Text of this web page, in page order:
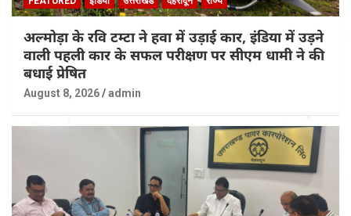
अल्मोड़ा के रवि टम्टा ने हवा में उड़ाई कार, इंडिया में उड़ने
वाली पहली कार के सफल परीक्षण पर सीएम धामी ने की
बधाई प्रेषित
August 8, 2026 admin